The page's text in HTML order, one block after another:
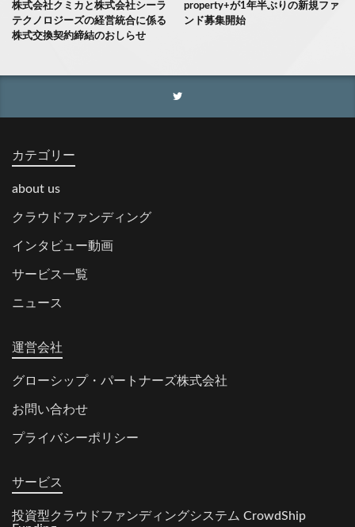
株式会社クミカと株式会社シーラ
テクノロジーズの経営統合に係る
株式交換契約締結のおしらせ
property+が1年半ぶりの新規ファ
ンド募集開始
カテゴリー
about us
クラウドファンディング
インタビュー動画
サービス一覧
ニュース
運営会社
グローシップ・パートナーズ株式会社
お問い合わせ
プライバシーポリシー
サービス
投資型クラウドファンディングシステム CrowdShip